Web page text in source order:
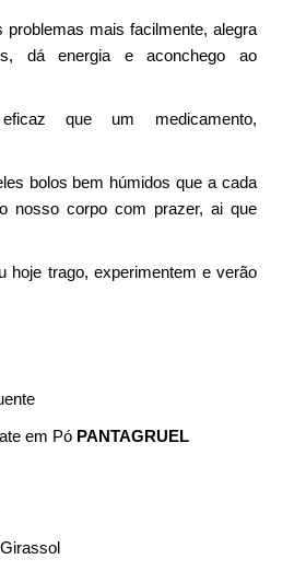
problemas mais facilmente, alegra
dá energia e aconchego ao
que um medicamento,
bolos bem húmidos que a cada
nosso corpo com prazer, ai que
hoje trago, experimentem e verão
em Pó PANTAGRUEL